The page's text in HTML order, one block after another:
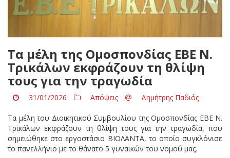
Τα μέλη της Ομοσπονδίας ΕΒΕ Ν.
Τρικάλων εκφράζουν τη θλίψη
τους για την τραγωδία
31/01/2026 Απόψεις Δημήτρης Παδιός
Τα μέλη του Διοικητικού Συμβουλίου της Ομοσπονδίας ΕΒΕ Ν.
Τρικάλων εκφράζουν τη θλίψη τους για την τραγωδία, που
σημειώθηκε στο εργοστάσιο ΒΙΟΛΑΝΤΑ, το οποίο συγκλόνισε
το πανελλήνιο με το θάνατο 5 γυναικών του νομού μας.